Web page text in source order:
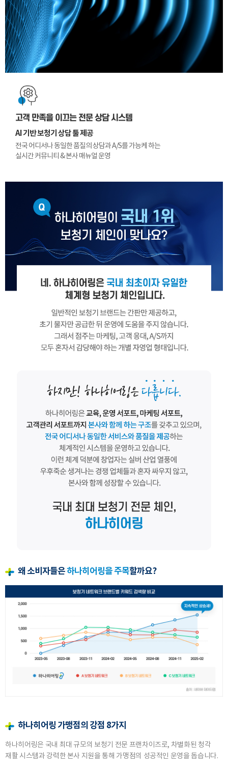
고객 만족을 이끄는 전문 상담 시스템
AI 기반 보청기 상담 툴 제공
전국 어디서나 동일한 품질의 상담과 A/S를 가능케 하는
실시간 커뮤니티 & 본사 매뉴얼 운영
왜 소비자들은하나히어링을 주목할까요?
하나히어링 가맹점의 강점 8가지
하나히어링은 국내 최대 규모의 보청기 전문 프랜차이즈로, 차별화된 청각
재활 시스템과 강력한 본사 지원을 통해 가맹점의 성공적인 운영을 돕습니다.